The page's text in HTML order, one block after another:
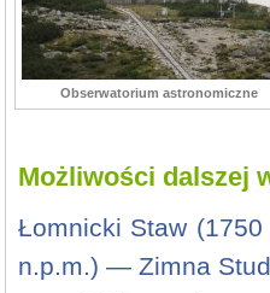
Obserwatorium astronomiczne
Możliwości dalszej
Łomnicki Staw
n.p.m.) — Zimna